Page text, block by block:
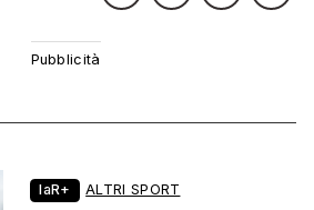
laR+ ALTRI SPORT